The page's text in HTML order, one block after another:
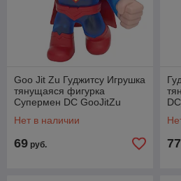
Goo Jit Zu Гуджитсу Игрушка
тянущаяся фигурка
Супермен DC GooJitZu
Нет в наличии
69 руб. 77